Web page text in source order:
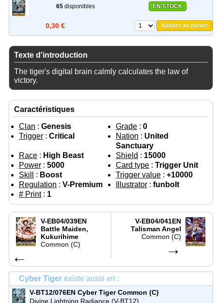
65disponibles EN STOCK
0,30 € Ajouter au panier
Texte d'introduction
The tiger's digital brain calmly calculates the law of
victory.
Caractéristiques
Clan : Genesis Grade : 0
Trigger : Critical Nation : United
Sanctuary
Race : High Beast Shield : 15000
Power : 5000 Card type : Trigger Unit
Skill
: Boost Trigger value : +10000
Regulation : V-Premium Illustrator : funbolt
# Print: 1
V-EB04/039EN
Battle Maiden,
Kukurihime
Common (C)
←
V-EB04/041EN
Talisman Angel
Common (C)
→
Cyber Tiger existe aussi en :
V-BT12/076EN Cyber Tiger Common (C)
Divine Lightning Radiance (V-BT12)